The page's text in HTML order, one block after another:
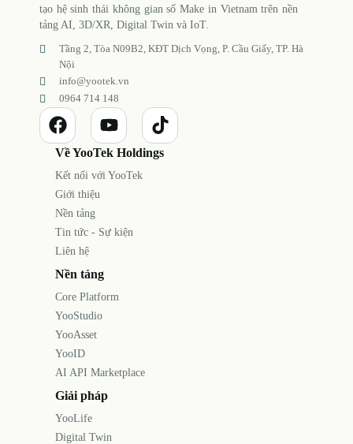
tạo hệ sinh thái không gian số Make in Vietnam trên nền
tảng AI, 3D/XR, Digital Twin và IoT.
Tầng 2, Tòa N09B2, KĐT Dịch Vọng, P. Cầu Giấy, TP. Hà
Nội
info@yootek.vn
0964 714 148
Về YooTek Holdings
Kết nối với YooTek
Giới thiệu
Nền tảng
Tin tức - Sự kiện
Liên hệ
Nền tảng
Core Platform
YooStudio
YooAsset
YooID
AI API Marketplace
Giải pháp
YooLife
Digital Twin